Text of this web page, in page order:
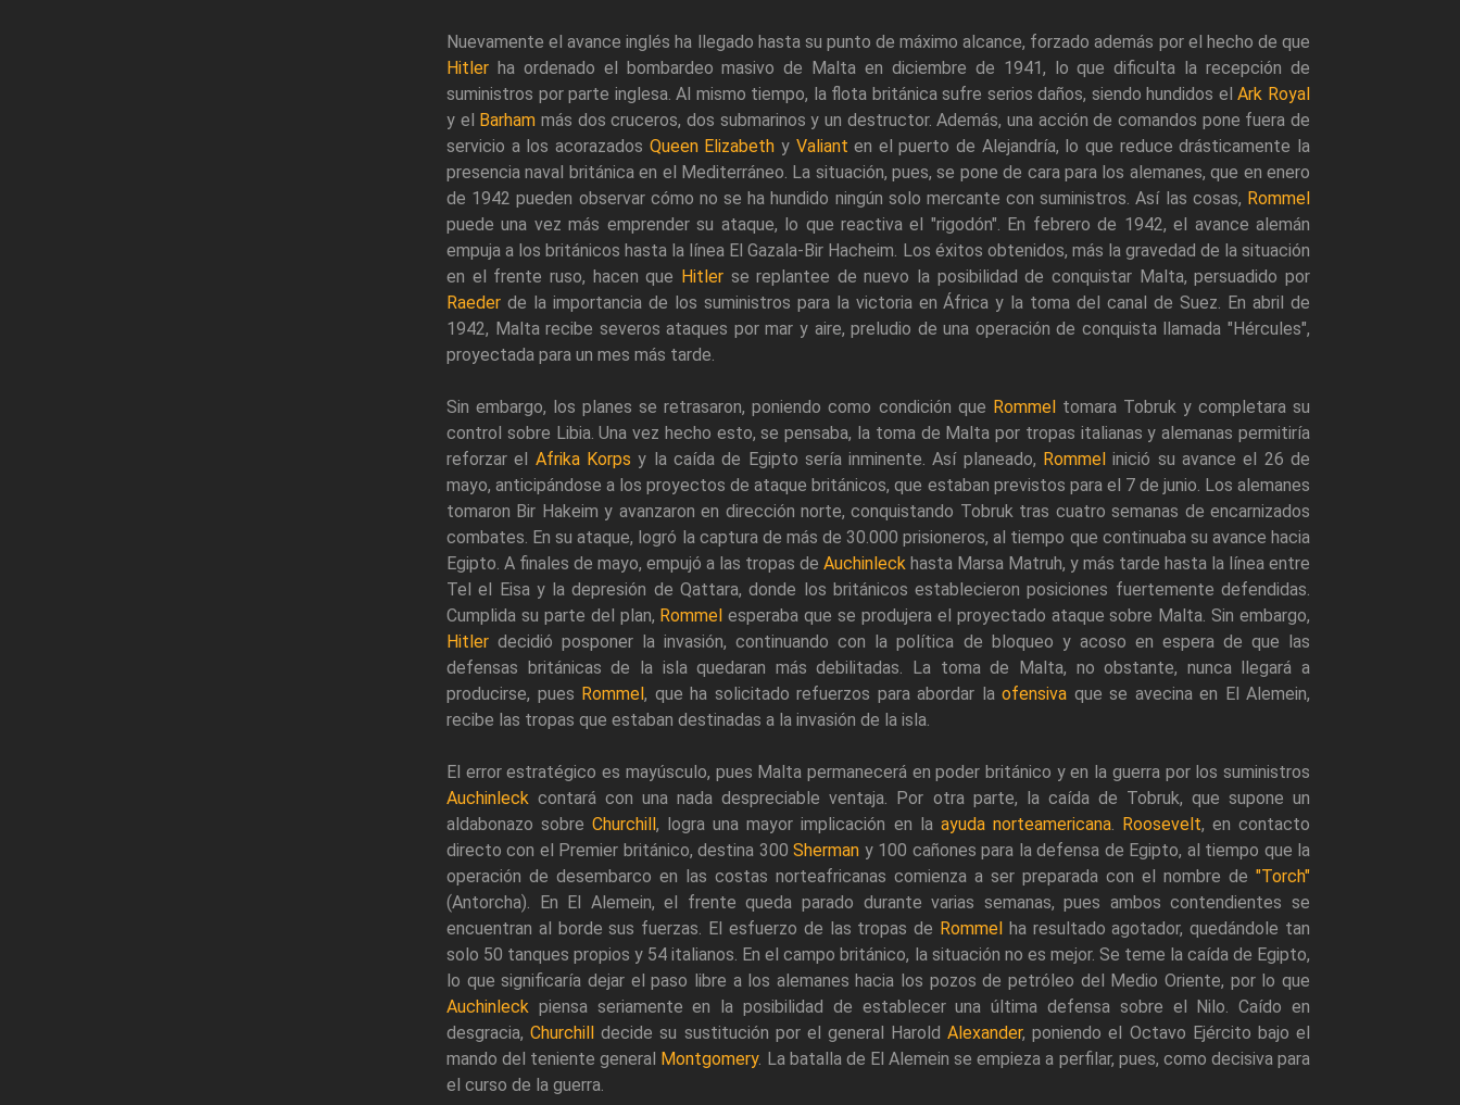
Nuevamente el avance inglés ha llegado hasta su punto de máximo alcance, forzado además por el hecho de que
Hitler ha ordenado el bombardeo masivo de Malta en diciembre de 1941, lo que dificulta la recepción de
suministros por parte inglesa. Al mismo tiempo, la flota británica sufre serios daños, siendo hundidos elArk Royal
y el Barham más dos cruceros, dos submarinos y un destructor. Además, una acción de comandos pone fuera de
servicio a los acorazados Queen Elizabeth y Valiant en el puerto de Alejandría, lo que reduce drásticamente la
presencia naval británica en el Mediterráneo. La situación, pues, se pone de cara para los alemanes, que en enero
de 1942 pueden observar cómo no se ha hundido ningún solo mercante con suministros. Así las cosas, Rommel
puede una vez más emprender su ataque, lo que reactiva el "rigodón". En febrero de 1942, el avance alemán
empuja a los británicos hasta la línea El Gazala-Bir Hacheim. Los éxitos obtenidos, más la gravedad de la situación
en el frente ruso, hacen que Hitlerse replantee de nuevo la posibilidad de conquistar Malta, persuadido por
Raeder de la importancia de los suministros para la victoria en África y la toma del canal de Suez. En abril de
1942, Malta recibe severos ataques por mar y aire, preludio de una operación de conquista llamada "Hércules",
proyectada para un mes más tarde.
Sin embargo, los planes se retrasaron, poniendo como condición que Rommeltomara Tobruk y completara su
control sobre Libia. Una vez hecho esto, se pensaba, la toma de Malta por tropas italianas y alemanas permitiría
reforzar el Afrika Korps y la caída de Egipto sería inminente. Así planeado, Rommel inició su avance el 26 de
mayo, anticipándose a los proyectos de ataque británicos, que estaban previstos para el 7 de junio. Los alemanes
tomaron Bir Hakeim y avanzaron en dirección norte, conquistando Tobruk tras cuatro semanas de encarnizados
combates. En su ataque, logró la captura de más de 30.000 prisioneros, al tiempo que continuaba su avance hacia
Egipto. A finales de mayo, empujó a las tropas de Auchinleck hasta Marsa Matruh, y más tarde hasta la línea entre
Tel el Eisa y la depresión de Qattara, donde los británicos establecieron posiciones fuertemente defendidas.
Cumplida su parte del plan, Rommel esperaba que se produjera el proyectado ataque sobre Malta. Sin embargo,
Hitler decidió posponer la invasión, continuando con la política de bloqueo y acoso en espera de que las
defensas británicas de la isla quedaran más debilitadas. La toma de Malta, no obstante, nunca llegará a
producirse, pues Rommel, que ha solicitado refuerzos para abordar la ofensiva que se avecina en El Alemein,
recibe las tropas que estaban destinadas a la invasión de la isla.
El error estratégico es mayúsculo, pues Malta permanecerá en poder británico y en la guerra por los suministros
Auchinleck contará con una nada despreciable ventaja. Por otra parte, la caída de Tobruk, que supone un
aldabonazo sobreChurchill, logra una mayor implicación en la ayuda norteamericana. Roosevelt, en contacto
directo con el Premier británico, destina 300Sherman y 100 cañones para la defensa de Egipto, al tiempo que la
operación de desembarco en las costas norteafricanas comienza a ser preparada con el nombre de "Torch"
(Antorcha). En El Alemein, el frente queda parado durante varias semanas, pues ambos contendientes se
encuentran al borde sus fuerzas. El esfuerzo de las tropas de Rommelha resultado agotador, quedándole tan
solo 50 tanques propios y 54 italianos. En el campo británico, la situación no es mejor. Se teme la caída de Egipto,
lo que significaría dejar el paso libre a los alemanes hacia los pozos de petróleo del Medio Oriente, por lo que
Auchinleck piensa seriamente en la posibilidad de establecer una última defensa sobre el Nilo. Caído en
desgracia,Churchill decide su sustitución por el general HaroldAlexander, poniendo el Octavo Ejército bajo el
mando del teniente general Montgomery. La batalla de El Alemein se empieza a perfilar, pues, como decisiva para
el curso de la guerra.